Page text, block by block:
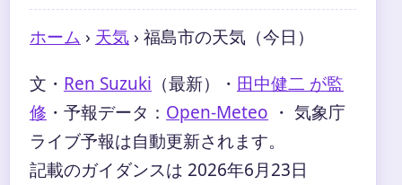
ホーム › 天気 › 福島市の天気（今日）
文・ Ren Suzuki （最新） ・ 田中健二 が監
修 ・ 予報データ： Open-Meteo ・ 気象庁
ライブ予報は自動更新されます。
記載のガイダンスは 2026年6月23日